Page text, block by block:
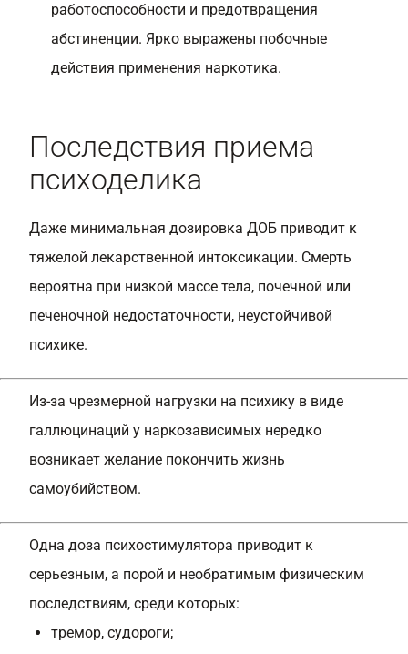
работоспособности и предотвращения
абстиненции. Ярко выражены побочные
действия применения наркотика.
Последствия приема
психоделика
Даже минимальная дозировка ДОБ приводит к
тяжелой лекарственной интоксикации. Смерть
вероятна при низкой массе тела, почечной или
печеночной недостаточности, неустойчивой
психике.
Из-за чрезмерной нагрузки на психику в виде
галлюцинаций у наркозависимых нередко
возникает желание покончить жизнь
самоубийством.
Одна доза психостимулятора приводит к
серьезным, а порой и необратимым физическим
последствиям, среди которых:
тремор, судороги;